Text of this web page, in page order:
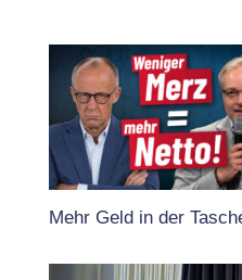
Mehr Geld in der